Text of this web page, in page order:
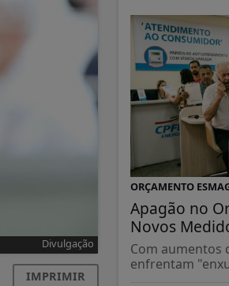
Divulgação
IMPRIMIR
ORÇAMENTO
Apagão no
Novos
Com aumentos
enfrentam